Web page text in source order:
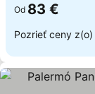
Od 83 €
Pozrieť ceny z(o)